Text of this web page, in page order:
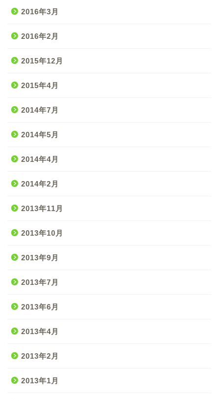
2016年3月
2016年2月
2015年12月
2015年4月
2014年7月
2014年5月
2014年4月
2014年2月
2013年11月
2013年10月
2013年9月
2013年7月
2013年6月
2013年4月
2013年2月
2013年1月